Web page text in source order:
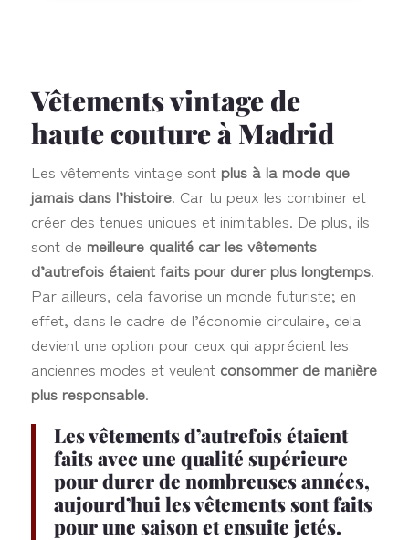
Vêtements vintage de
haute couture à Madrid
Les vêtements vintage sont plus à la mode que
jamais dans l’histoire. Car tu peux les combiner et
créer des tenues uniques et inimitables. De plus, ils
sont de meilleure qualité car les vêtements
d’autrefois étaient faits pour durer plus longtemps.
Par ailleurs, cela favorise un monde futuriste; en
effet, dans le cadre de l’économie circulaire, cela
devient une option pour ceux qui apprécient les
anciennes modes et veulent consommer de manière
plus responsable.
Les vêtements d’autrefois étaient
faits avec une qualité supérieure
pour durer de nombreuses années,
aujourd’hui les vêtements sont faits
pour une saison et ensuite jetés.